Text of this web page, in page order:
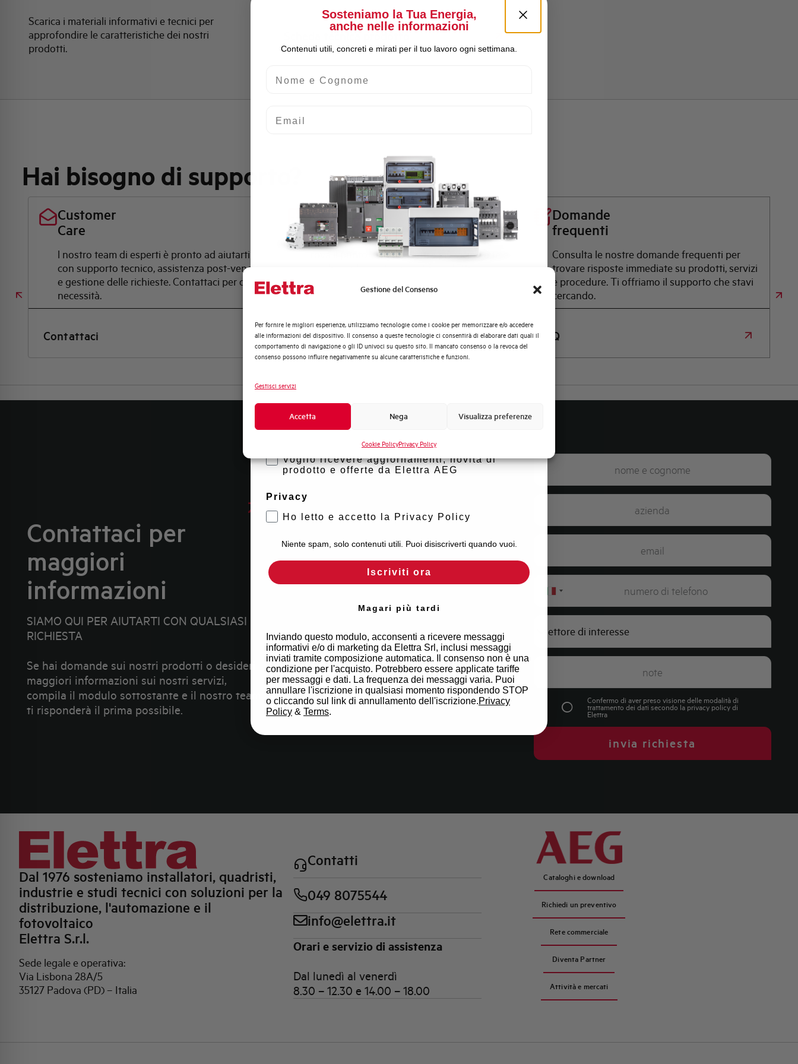
Gestione del Consenso
Per fornire le migliori esperienze, utilizziamo tecnologie come i cookie per memorizzare e/o accedere
alle informazioni del dispositivo. Il consenso a queste tecnologie ci consentirà di elaborare dati quali il
comportamento di navigazione o gli ID univoci su questo sito. Il mancato consenso o la revoca del
consenso possono influire negativamente su alcune caratteristiche e funzioni.
Gestisci servizi
Accetta Nega Visualizza preferenze
Cookie PolicyPrivacy Policy
Scarica i materiali informativi e tecnici per
approfondire le caratteristiche dei nostri
prodotti.
Hai bisogno di supporto?
Customer
Care
l nostro team di esperti è pronto ad aiutarti
con supporto tecnico, assistenza post-vendita
e gestione delle richieste. Contattaci per ogni
necessità.
Contattaci
Scopri dove
acquistare
Trova il punto vendita Elettra più vicino a te e
soluzioni in pochi semplici passi. Scopri come
possiamo aiutarti.
Mappa
Domande
frequenti
Consulta le nostre domande frequenti per
trovare risposte immediate su prodotti, servizi
e procedure. Ti offriamo il supporto che stavi
cercando.
FAQ
Contattaci per
maggiori
informazioni
SIAMO QUI PER AIUTARTI CON QUALSIASI
RICHIESTA
Se hai domande sui nostri prodotti o desideri
maggiori informazioni sui nostri servizi,
compila il modulo sottostante e il nostro team
ti risponderà il prima possibile.
Italy
+39
Confermo di aver preso visione delle modalità di
trattamento dei dati secondo la privacy policydi
Elettra
invia richiesta
Dal 1976 sosteniamo installatori, quadristi,
industrie e studi tecnici con soluzioni per la
distribuzione, l'automazione e il
fotovoltaico
Elettra S.r.l.
Sede legale e operativa:
Via Lisbona 28A/5
35127 Padova (PD) – Italia
Contatti
049 8075544
info@elettra.it
Orari e servizio di assistenza
Dal lunedì al venerdì
8.30 – 12.30 e 14.00 – 18.00
Cataloghi e download
Richiedi un preventivo
Rete commerciale
Diventa Partner
Attività e mercati
Sosteniamo la Tua Energia,
anche nelle informazioni
Contenuti utili, concreti e mirati per il tuo lavoro ogni settimana.
Quali argomenti ti interessano di più?
Automazione Industriale
Fotovoltaico
Sistema Quadri
Formazione tecnica
Voglio ricevere aggiornamenti, novità di
prodotto e offerte da Elettra AEG
Privacy
Ho letto e accetto la Privacy Policy
Niente spam, solo contenuti utili. Puoi disiscriverti quando vuoi.
Iscriviti ora
Magari più tardi
Inviando questo modulo, acconsenti a ricevere messaggi
informativi e/o di marketing da Elettra Srl, inclusi messaggi
inviati tramite composizione automatica. Il consenso non è una
condizione per l'acquisto. Potrebbero essere applicate tariffe
per messaggi e dati. La frequenza dei messaggi varia. Puoi
annullare l'iscrizione in qualsiasi momento rispondendo STOP
o cliccando sul link di annullamento dell'iscrizione.Privacy
Policy & Terms.